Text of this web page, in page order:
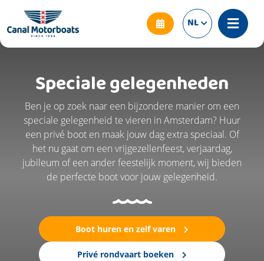
NL
Speciale gelegenheden
Ben je op zoek naar een bijzondere manier om een
speciale gelegenheid te vieren in Amsterdam? Huur
een privé boot en maak jouw dag extra speciaal. Of
het nu gaat om een vrijgezellenfeest, verjaardag,
jubileum of een ander feestelijk moment, wij bieden
de perfecte boot voor jouw gelegenheid.
Boot huren en zelf varen
Privé rondvaart boeken